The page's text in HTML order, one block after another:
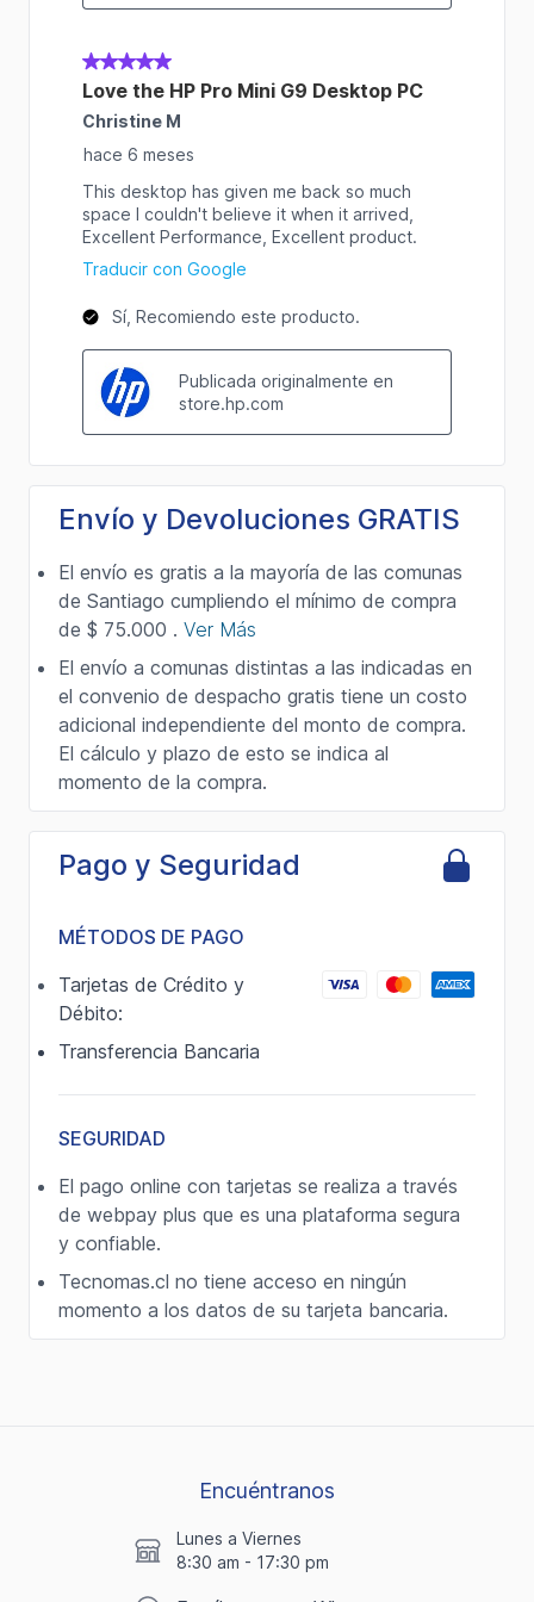
Envío y Devoluciones GRATIS
El envío es gratis a la mayoría de las comunas
de Santiago cumpliendo el mínimo de compra
de $ 75.000 . Ver Más
El envío a comunas distintas a las indicadas en
el convenio de despacho gratis tiene un costo
adicional independiente del monto de compra.
El cálculo y plazo de esto se indica al
momento de la compra.
Pago y Seguridad
MÉTODOS DE PAGO
Tarjetas de Crédito y
Débito:
Transferencia Bancaria
SEGURIDAD
El pago online con tarjetas se realiza a través
de webpay plus que es una plataforma segura
y confiable.
Tecnomas.cl no tiene acceso en ningún
momento a los datos de su tarjeta bancaria.
Encuéntranos
Lunes a Viernes
8:30 am - 17:30 pm